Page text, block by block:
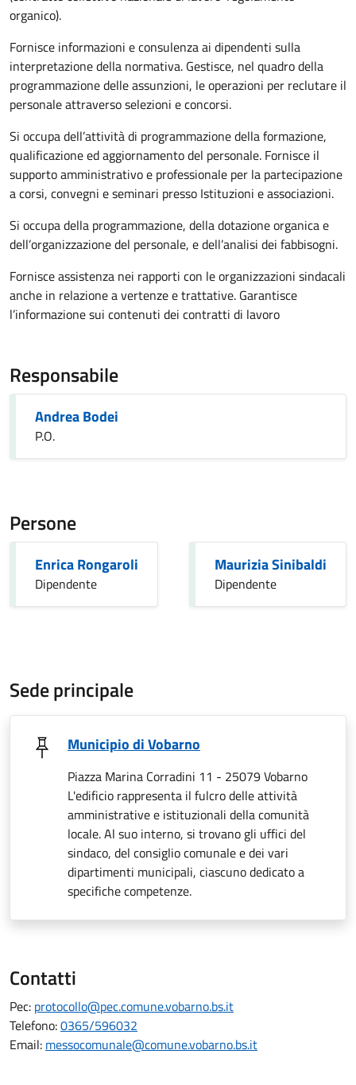
organico).
Fornisce informazioni e consulenza ai dipendenti sulla
interpretazione della normativa. Gestisce, nel quadro della
programmazione delle assunzioni, le operazioni per reclutare il
personale attraverso selezioni e concorsi.
Si occupa dell’attività di programmazione della formazione,
qualificazione ed aggiornamento del personale. Fornisce il
supporto amministrativo e professionale per la partecipazione
a corsi, convegni e seminari presso Istituzioni e associazioni.
Si occupa della programmazione, della dotazione organica e
dell’organizzazione del personale, e dell’analisi dei fabbisogni.
Fornisce assistenza nei rapporti con le organizzazioni sindacali
anche in relazione a vertenze e trattative. Garantisce
l’informazione sui contenuti dei contratti di lavoro
Responsabile
Andrea Bodei
P.O.
Persone
Enrica Rongaroli
Dipendente
Maurizia Sinibaldi
Dipendente
Sede principale
Municipio di Vobarno
Piazza Marina Corradini 11 - 25079 Vobarno
L'edificio rappresenta il fulcro delle attività
amministrative e istituzionali della comunità
locale. Al suo interno, si trovano gli uffici del
sindaco, del consiglio comunale e dei vari
dipartimenti municipali, ciascuno dedicato a
specifiche competenze.
Contatti
Pec: protocollo@pec.comune.vobarno.bs.it
Telefono:0365/596032
Email: messocomunale@comune.vobarno.bs.it